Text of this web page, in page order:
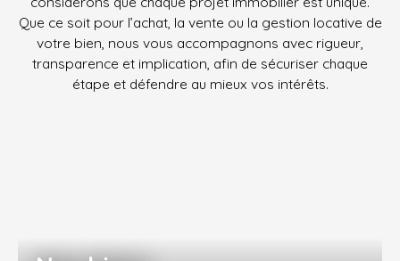
Que ce soit pour l’achat, la vente ou la gestion locative de
votre bien, nous vous accompagnons avec rigueur,
transparence et implication, afin de sécuriser chaque
étape et défendre au mieux vos intérêts.